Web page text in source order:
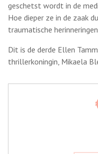
geschetst wordt in de
Hoe dieper ze in de zaak
traumatische
Dit is de derde Ellen
thrillerkoningin, Mikaela